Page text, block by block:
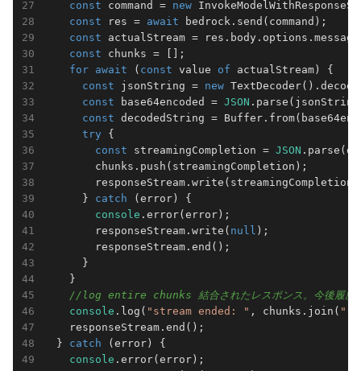
const command = new
const res = await bedrock.send(command);
const actualStream =
const chunks = [];
for await ( const value of actualStream) {
const jsonString = new
const base64encoded = JSON
const decodedString =
try {
const streamingCompletion = JSON
        chunks.push(streamingCompletion);
      }
catch (error) {
console .error(error);
        responseStream.write(
null );
        responseStream.end();
      }
    }
//log entire chunks 結合されたレスポンス。今後履歴デ
console .log( "stream ended: " , chunks.join( ""
    responseStream.end();
  }
catch (error) {
console .error(error);